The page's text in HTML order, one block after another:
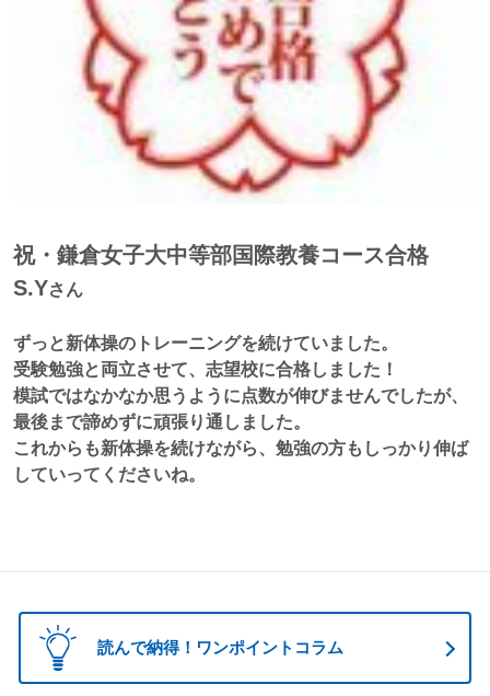
祝・鎌倉女子大中等部国際教養コース合格
S.Yさん
ずっと新体操のトレーニングを続けていました。
受験勉強と両立させて、志望校に合格しました！
模試ではなかなか思うように点数が伸びませんでしたが、
最後まで諦めずに頑張り通しました。
これからも新体操を続けながら、勉強の方もしっかり伸ば
していってくださいね。
読んで納得！ワンポイントコラム